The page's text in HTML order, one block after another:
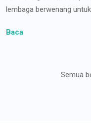
lembaga berwenang
Baca
Semua